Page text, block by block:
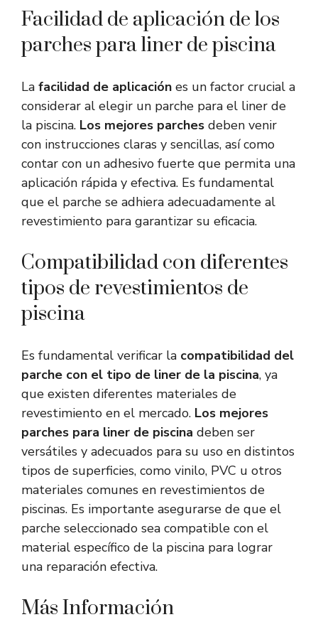
Facilidad de aplicación de los
parches para liner de piscina
La facilidad de aplicación es un factor crucial a
considerar al elegir un parche para el liner de
la piscina. Los mejores parches deben venir
con instrucciones claras y sencillas, así como
contar con un adhesivo fuerte que permita una
aplicación rápida y efectiva. Es fundamental
que el parche se adhiera adecuadamente al
revestimiento para garantizar su eficacia.
Compatibilidad con diferentes
tipos de revestimientos de
piscina
Es fundamental verificar la compatibilidad del
parche con el tipo de liner de la piscina, ya
que existen diferentes materiales de
revestimiento en el mercado. Los mejores
parches para liner de piscina deben ser
versátiles y adecuados para su uso en distintos
tipos de superficies, como vinilo, PVC u otros
materiales comunes en revestimientos de
piscinas. Es importante asegurarse de que el
parche seleccionado sea compatible con el
material específico de la piscina para lograr
una reparación efectiva.
Más Información